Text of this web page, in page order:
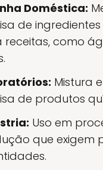
Doméstica:
de
receitas, como
Mistura
de produtos
Uso em
que exigem